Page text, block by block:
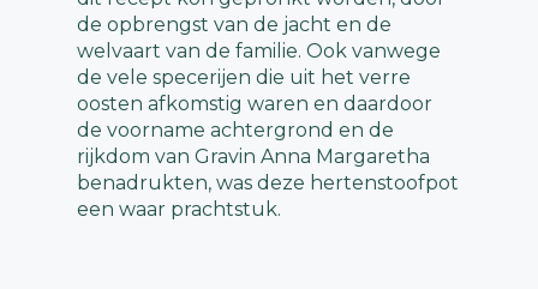
de opbrengst van de jacht en de
welvaart van de familie. Ook vanwege
de vele specerijen die uit het verre
oosten afkomstig waren en daardoor
de voorname achtergrond en de
rijkdom van Gravin Anna Margaretha
benadrukten, was deze hertenstoofpot
een waar prachtstuk.